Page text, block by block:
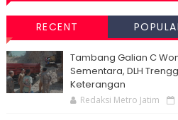
RECENT
Tambang Galian C
Sementara, DLH
Keterangan
Redaksi Metro Jatim